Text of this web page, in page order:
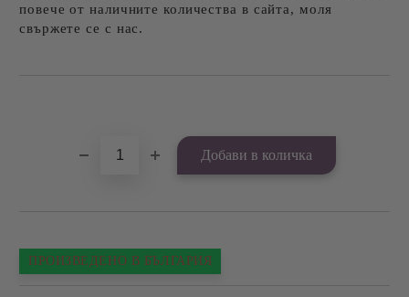
повече от наличните количества в сайта, моля
свържете се с нас.
ПРОИЗВЕДЕНО В БЪЛГАРИЯ